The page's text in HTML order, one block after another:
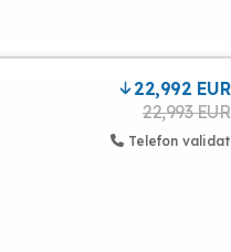
22,992 EUR
22,993 EUR
Telefon validat